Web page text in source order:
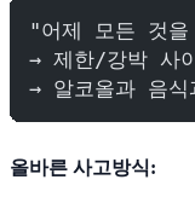
"어제 모든 것
→ 제한/강박 사
→ 알코올과 음
올바른 사고방식: